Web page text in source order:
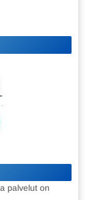
palvelut on